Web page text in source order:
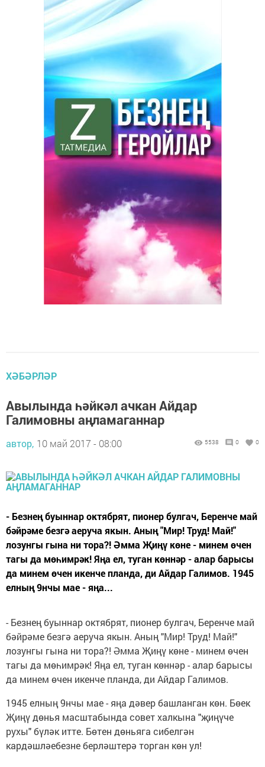
ХӘБӘРЛӘР
Авылында һәйкәл ачкан Айдар
Галимовны аңламаганнар
автор, 10 май 2017 - 08:00 5538 0 0
- Безнең буыннар октябрят, пионер булгач, Беренче май
бәйрәме безгә аеруча якын. Аның "Мир! Труд! Май!"
лозунгы гына ни тора?! Әмма Җиңү көне - минем өчен
тагы да мөһимрәк! Яңа ел, туган көннәр - алар барысы
да минем өчен икенче планда, ди Айдар Галимов. 1945
елның 9нчы мае - яңа...
- Безнең буыннар октябрят, пионер булгач, Беренче май
бәйрәме безгә аеруча якын. Аның "Мир! Труд! Май!"
лозунгы гына ни тора?! Әмма Җиңү көне - минем өчен
тагы да мөһимрәк! Яңа ел, туган көннәр - алар барысы
да минем өчен икенче планда, ди Айдар Галимов.
1945 елның 9нчы мае - яңа дәвер башланган көн. Бөек
Җиңү дөнья масштабында совет халкына "җиңүче
рухы" бүләк итте. Бөтен дөньяга сибелгән
кардәшләебезне берләштерә торган көн ул!